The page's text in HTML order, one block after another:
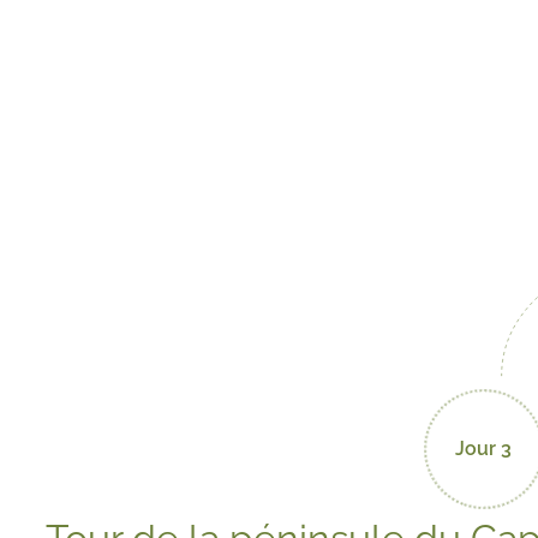
Jour 3